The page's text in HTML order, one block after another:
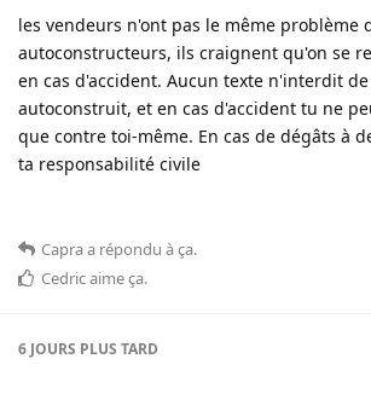
les vendeurs n'ont pas le même problème
autoconstructeurs, ils craignent qu'on se
en cas d'accident. Aucun texte n'interdit de
autoconstruit, et en cas d'accident tu ne
que contre toi-même. En cas de dégâts à
ta responsabilité civile
Capraa répondu à ça.
Cedricaime ça.
6 JOURS PLUS TARD